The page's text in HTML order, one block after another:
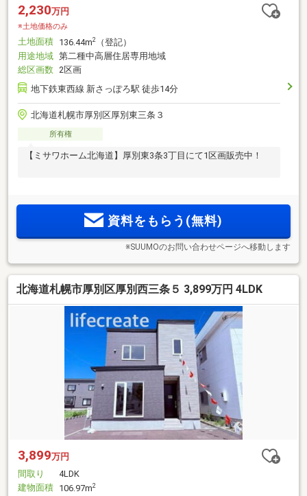
2,230万円
※土地価格のみ
土地面積 136.44m2
（登記）
用途地域 第二種中高層住居専用地域
総区画数 2区画
地下鉄東西線 新さっぽろ駅 徒歩14分
北海道札幌市厚別区厚別東三条３
所有権
【ミサワホーム北海道】厚別東3条3丁目にて1区画販売中！
資料をもらう(無料)
※SUUMOのお問い合わせページへ移動します
北海道札幌市厚別区厚別西三条５ 3,899万円 4LDK
3,899万円
間取り
4LDK
建物面積 106.97m2